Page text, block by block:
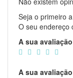
Seja o primeiro
O seu endereço
A sua avaliação
A sua